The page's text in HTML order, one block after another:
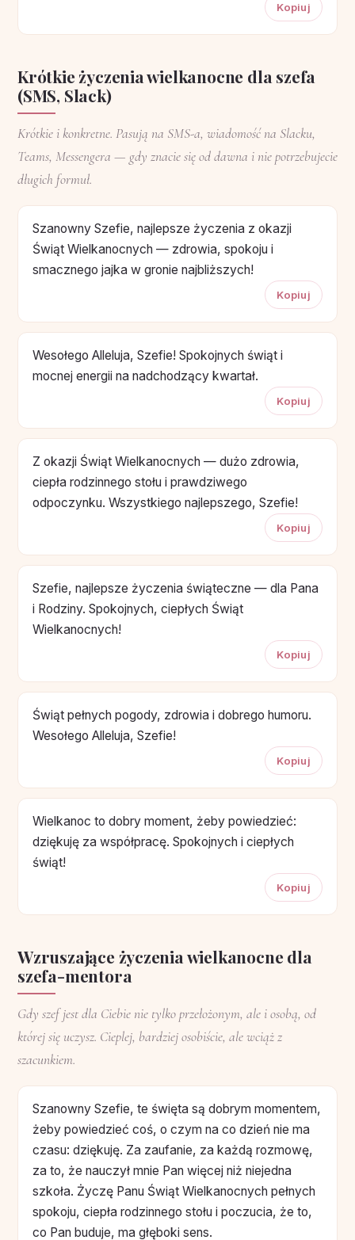
Kopiuj
Krótkie życzenia wielkanocne dla szefa
(SMS, Slack)
Krótkie i konkretne. Pasują na SMS-a, wiadomość na Slacku,
Teams, Messengera — gdy znacie się od dawna i nie potrzebujecie
długich formuł.
Szanowny Szefie, najlepsze życzenia z okazji
Świąt Wielkanocnych — zdrowia, spokoju i
smacznego jajka w gronie najbliższych!
Kopiuj
Wesołego Alleluja, Szefie! Spokojnych świąt i
mocnej energii na nadchodzący kwartał.
Kopiuj
Z okazji Świąt Wielkanocnych — dużo zdrowia,
ciepła rodzinnego stołu i prawdziwego
odpoczynku. Wszystkiego najlepszego, Szefie!
Kopiuj
Szefie, najlepsze życzenia świąteczne — dla Pana
i Rodziny. Spokojnych, ciepłych Świąt
Wielkanocnych!
Kopiuj
Świąt pełnych pogody, zdrowia i dobrego humoru.
Wesołego Alleluja, Szefie!
Kopiuj
Wielkanoc to dobry moment, żeby powiedzieć:
dziękuję za współpracę. Spokojnych i ciepłych
świąt!
Kopiuj
Wzruszające życzenia wielkanocne dla
szefa-mentora
Gdy szef jest dla Ciebie nie tylko przełożonym, ale i osobą, od
której się uczysz. Cieplej, bardziej osobiście, ale wciąż z
szacunkiem.
Szanowny Szefie, te święta są dobrym momentem,
żeby powiedzieć coś, o czym na co dzień nie ma
czasu: dziękuję. Za zaufanie, za każdą rozmowę,
za to, że nauczył mnie Pan więcej niż niejedna
szkoła. Życzę Panu Świąt Wielkanocnych pełnych
spokoju, ciepła rodzinnego stołu i poczucia, że to,
co Pan buduje, ma głęboki sens.